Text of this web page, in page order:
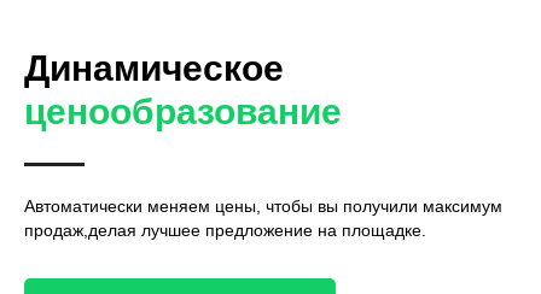
Динамическое
ценообразование
Автоматически меняем цены, чтобы вы получили максимум
продаж,делая лучшее предложение на площадке.